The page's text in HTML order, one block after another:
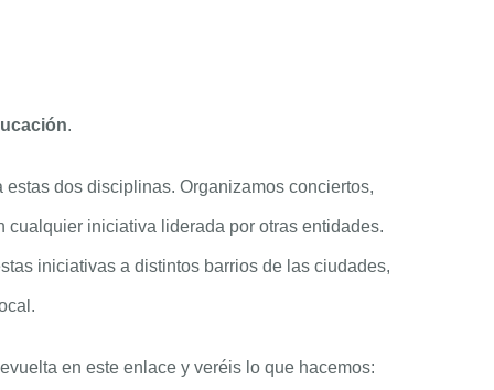
.
dos disciplinas. Organizamos conciertos,
iniciativa liderada por otras entidades.
iniciativas a distintos barrios de las ciudades,
en este enlace y veréis lo que hacemos: